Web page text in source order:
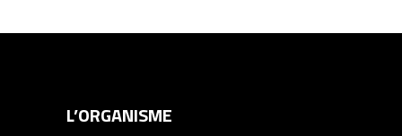
L’ORGANISME